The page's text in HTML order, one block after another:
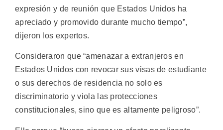
expresión y de reunión que Estados Unidos ha
apreciado y promovido durante mucho tiempo”,
dijeron los expertos.
Consideraron que “amenazar a extranjeros en
Estados Unidos con revocar sus visas de estudiante
o sus derechos de residencia no solo es
discriminatorio y viola las protecciones
constitucionales, sino que es altamente peligroso”.